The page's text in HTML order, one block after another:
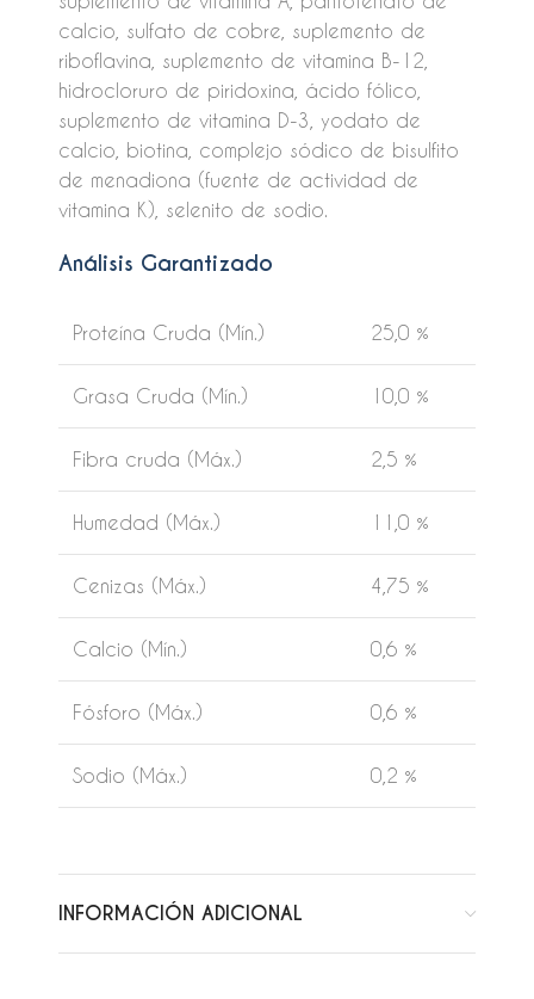
calcio, sulfato de cobre, suplemento de
riboflavina, suplemento de vitamina B-12,
hidrocloruro de piridoxina, ácido fólico,
suplemento de vitamina D-3, yodato de
calcio, biotina, complejo sódico de bisulfito
de menadiona (fuente de actividad de
vitamina K), selenito de sodio.
Análisis Garantizado
Proteína Cruda (Mín.) 25,0 %
Grasa Cruda (Mín.) 10,0 %
Fibra cruda (Máx.) 2,5 %
Humedad (Máx.) 11,0 %
Cenizas (Máx.) 4,75 %
Calcio (Mín.) 0,6 %
Fósforo (Máx.) 0,6 %
Sodio (Máx.) 0,2 %
INFORMACIÓN ADICIONAL